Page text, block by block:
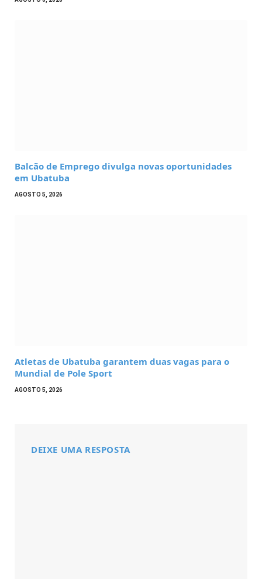
Balcão de Emprego divulga novas oportunidades
em Ubatuba
AGOSTO 5, 2026
Atletas de Ubatuba garantem duas vagas para o
Mundial de Pole Sport
AGOSTO 5, 2026
DEIXE UMA RESPOSTA